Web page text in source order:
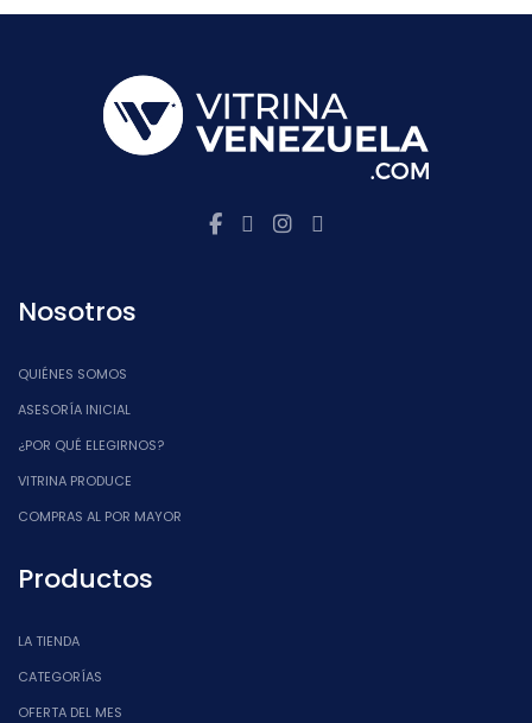
Nosotros
QUIÉNES SOMOS
ASESORÍA INICIAL
¿POR QUÉ ELEGIRNOS?
VITRINA PRODUCE
COMPRAS AL POR MAYOR
Productos
LA TIENDA
CATEGORÍAS
OFERTA DEL MES